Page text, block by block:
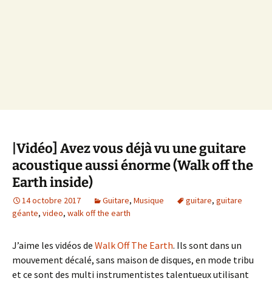
|Vidéo] Avez vous déjà vu une guitare
acoustique aussi énorme (Walk off the
Earth inside)
14 octobre 2017 Guitare, Musique guitare, guitare
géante, video, walk off the earth
J’aime les vidéos de Walk Off The Earth. Ils sont dans un
mouvement décalé, sans maison de disques, en mode tribu
et ce sont des multi instrumentistes talentueux utilisant